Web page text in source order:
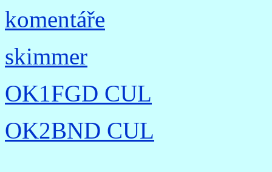
komentáře
skimmer
OK1FGD CUL
OK2BND CUL